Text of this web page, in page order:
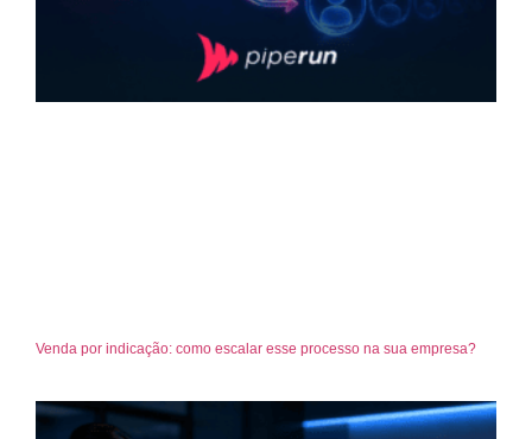
Venda por indicação: como escalar esse processo na sua empresa?